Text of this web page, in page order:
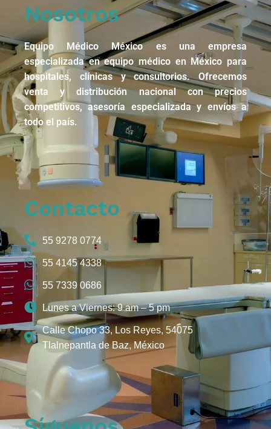
Nosotros
Equipo Médico México es una empresa
especializada en equipo médico en México para
hospitales, clínicas y consultorios. Ofrecemos
venta y distribución nacional con precios
competitivos, asesoría especializada y envíos a
todo el país.
Contacto
55 9278 0774
55 4145 4338
55 7339 0686
Lunes a Viernes: 9 am – 5 pm
Calle Chopo 33, Los Reyes, 54075
Tlalnepantla de Baz, México